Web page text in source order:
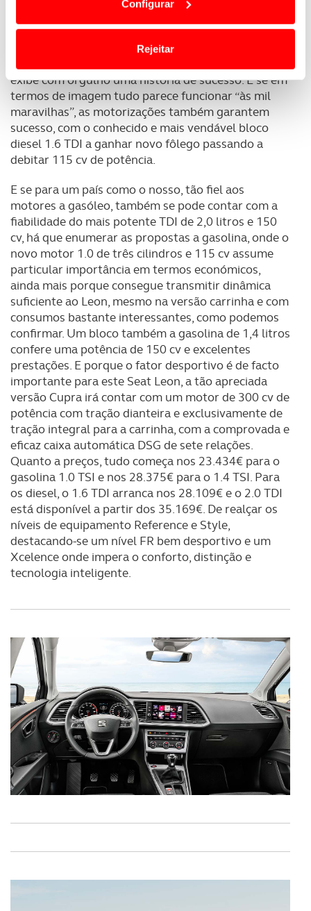
termos e a todo o tempo as suas preferências e limitando
o acesso a informações durante a navegação no
personalizar conteúdos e anúncios, para lhe proporcionar
funcionalidades de redes sociais, bem como para
analisar dados de navegação no nosso website.
Adicionalmente partilhamos informação, relativa à sua
parceiros e organizações na UE e em países terceiros.
O ACP garantirá que as transferências internacionais de
dados pessoais serão realizadas apenas com o seu
consentimento e quando tal se afigure estritamente
necessário no contexto dos serviços a prestar.
Realçamos que o bloqueio de certo tipo de Cookies e
tecnologias similares pode ter impacto na sua
experiência de navegação no Website e nos serviços
disponibilizados.
Consulte a política de cookies do site.
Configurar
Rejeitar
conectividade. Ajudas á condução, sistemas de
segurança ativa e passiva, são algumas das
tentadoras propostas da marca para um Leon que
exibe com orgulho uma história de sucesso. E se em
termos de imagem tudo parece funcionar “às mil
maravilhas”, as motorizações também garantem
sucesso, com o conhecido e mais vendável bloco
diesel 1.6 TDI a ganhar novo fôlego passando a
debitar 115 cv de potência.
E se para um país como o nosso, tão fiel aos
motores a gasóleo, também se pode contar com a
fiabilidade do mais potente TDI de 2,0 litros e 150
cv, há que enumerar as propostas a gasolina, onde o
novo motor 1.0 de três cilindros e 115 cv assume
particular importância em termos económicos,
ainda mais porque consegue transmitir dinâmica
suficiente ao Leon, mesmo na versão carrinha e com
consumos bastante interessantes, como podemos
confirmar. Um bloco também a gasolina de 1,4 litros
confere uma potência de 150 cv e excelentes
prestações. E porque o fator desportivo é de facto
importante para este Seat Leon, a tão apreciada
versão Cupra irá contar com um motor de 300 cv de
potência com tração dianteira e exclusivamente de
tração integral para a carrinha, com a comprovada e
eficaz caixa automática DSG de sete relações.
Quanto a preços, tudo começa nos 23.434€ para o
gasolina 1.0 TSI e nos 28.375€ para o 1.4 TSI. Para
os diesel, o 1.6 TDI arranca nos 28.109€ e o 2.0 TDI
está disponível a partir dos 35.169€. De realçar os
níveis de equipamento Reference e Style,
destacando-se um nível FR bem desportivo e um
Xcelence onde impera o conforto, distinção e
tecnologia inteligente.